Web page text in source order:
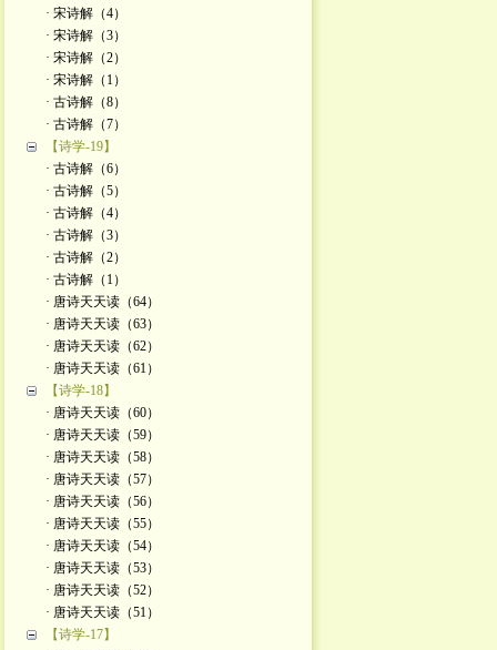
· 宋诗解（4）
· 宋诗解（3）
· 宋诗解（2）
· 宋诗解（1）
· 古诗解（8）
· 古诗解（7）
【诗学-19】
· 古诗解（6）
· 古诗解（5）
· 古诗解（4）
· 古诗解（3）
· 古诗解（2）
· 古诗解（1）
· 唐诗天天读（64）
· 唐诗天天读（63）
· 唐诗天天读（62）
· 唐诗天天读（61）
【诗学-18】
· 唐诗天天读（60）
· 唐诗天天读（59）
· 唐诗天天读（58）
· 唐诗天天读（57）
· 唐诗天天读（56）
· 唐诗天天读（55）
· 唐诗天天读（54）
· 唐诗天天读（53）
· 唐诗天天读（52）
· 唐诗天天读（51）
【诗学-17】